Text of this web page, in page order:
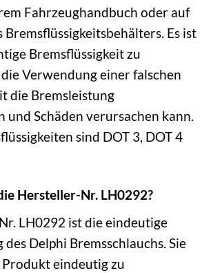
Fahrzeughandbuch oder auf
Bremsflüssigkeitsbehälters. Es ist
Bremsflüssigkeit zu
Verwendung einer falschen
die Bremsleistung
und Schäden verursachen kann.
sind DOT 3, DOT 4
Hersteller-Nr. LH0292?
LH0292 ist die eindeutige
Delphi Bremsschlauchs. Sie
Produkt eindeutig zu